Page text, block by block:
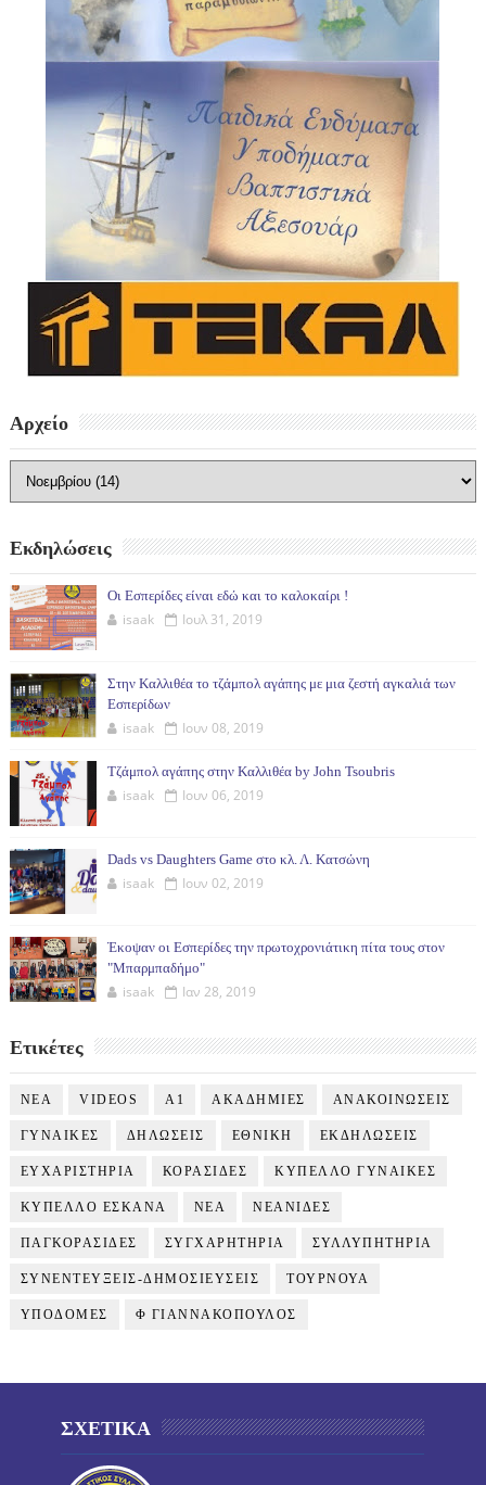
Αρχείο
Εκδηλώσεις
Οι Εσπερίδες είναι εδώ και το καλοκαίρι !
isaak Ιουλ 31, 2019
Στην Καλλιθέα το τζάμπολ αγάπης με μια ζεστή αγκαλιά των
Εσπερίδων
isaak Ιουν 08, 2019
Τζάμπολ αγάπης στην Καλλιθέα by John Tsoubris
isaak Ιουν 06, 2019
Dads vs Daughters Game στο κλ. Λ. Κατσώνη
isaak Ιουν 02, 2019
Έκοψαν οι Εσπερίδες την πρωτοχρονιάτικη πίτα τους στον
"Μπαρμπαδήμο"
isaak Ιαν 28, 2019
Ετικέτες
NEA VIDEOS Α1 ΑΚΑΔΗΜΙΕΣ ΑΝΑΚΟΙΝΩΣΕΙΣ
ΓΥΝΑΙΚΕΣ ΔΗΛΩΣΕΙΣ ΕΘΝΙΚΗ ΕΚΔΗΛΩΣΕΙΣ
ΕΥΧΑΡΙΣΤΗΡΙΑ ΚΟΡΑΣΙΔΕΣ ΚΥΠΕΛΛΟ ΓΥΝΑΙΚΕΣ
ΚΥΠΕΛΛΟ ΕΣΚΑΝΑ ΝΕΑ ΝΕΑΝΙΔΕΣ
ΠΑΓΚΟΡΑΣΙΔΕΣ ΣΥΓΧΑΡΗΤΗΡΙΑ ΣΥΛΛΥΠΗΤΗΡΙΑ
ΣΥΝΕΝΤΕΥΞΕΙΣ-ΔΗΜΟΣΙΕΥΣΕΙΣ ΤΟΥΡΝΟΥΑ
ΥΠΟΔΟΜΕΣ Φ ΓΙΑΝΝΑΚΟΠΟΥΛΟΣ
ΣΧΕΤΙΚΑ